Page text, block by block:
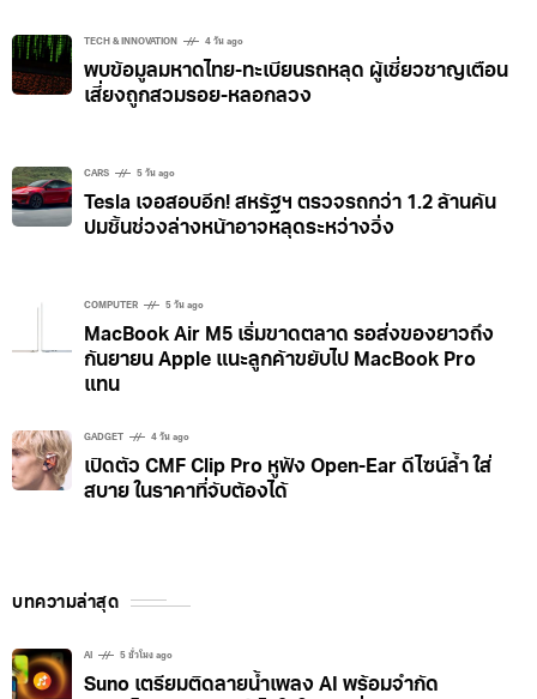
TECH & INNOVATION 4 วัน ago
พบข้อมูลมหาดไทย-ทะเบียนรถหลุด ผู้เชี่ยวชาญเตือน
เสี่ยงถูกสวมรอย-หลอกลวง
CARS 5 วัน ago
Tesla เจอสอบอีก! สหรัฐฯ ตรวจรถกว่า 1.2 ล้านคัน
ปมชิ้นช่วงล่างหน้าอาจหลุดระหว่างวิ่ง
COMPUTER 5 วัน ago
MacBook Air M5 เริ่มขาดตลาด รอส่งของยาวถึง
กันยายน Apple แนะลูกค้าขยับไป MacBook Pro
แทน
GADGET 4 วัน ago
เปิดตัว CMF Clip Pro หูฟัง Open-Ear ดีไซน์ล้ำ ใส่
สบาย ในราคาที่จับต้องได้
บทความล่าสุด
AI 5 ชั่วโมง ago
Suno เตรียมติดลายน้ำเพลง AI พร้อมจำกัด